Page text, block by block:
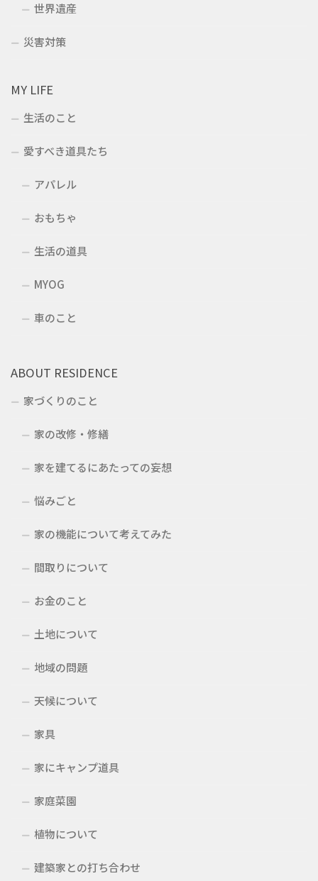
世界遺産
災害対策
MY LIFE
生活のこと
愛すべき道具たち
アパレル
おもちゃ
生活の道具
MYOG
車のこと
ABOUT RESIDENCE
家づくりのこと
家の改修・修繕
家を建てるにあたっての妄想
悩みごと
家の機能について考えてみた
間取りについて
お金のこと
土地について
地域の問題
天候について
家具
家にキャンプ道具
家庭菜園
植物について
建築家との打ち合わせ